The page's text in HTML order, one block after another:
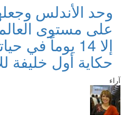
وحد الأندلس
على مستوى
إلا 14 يوماً
حكاية أول خليفة
آراء